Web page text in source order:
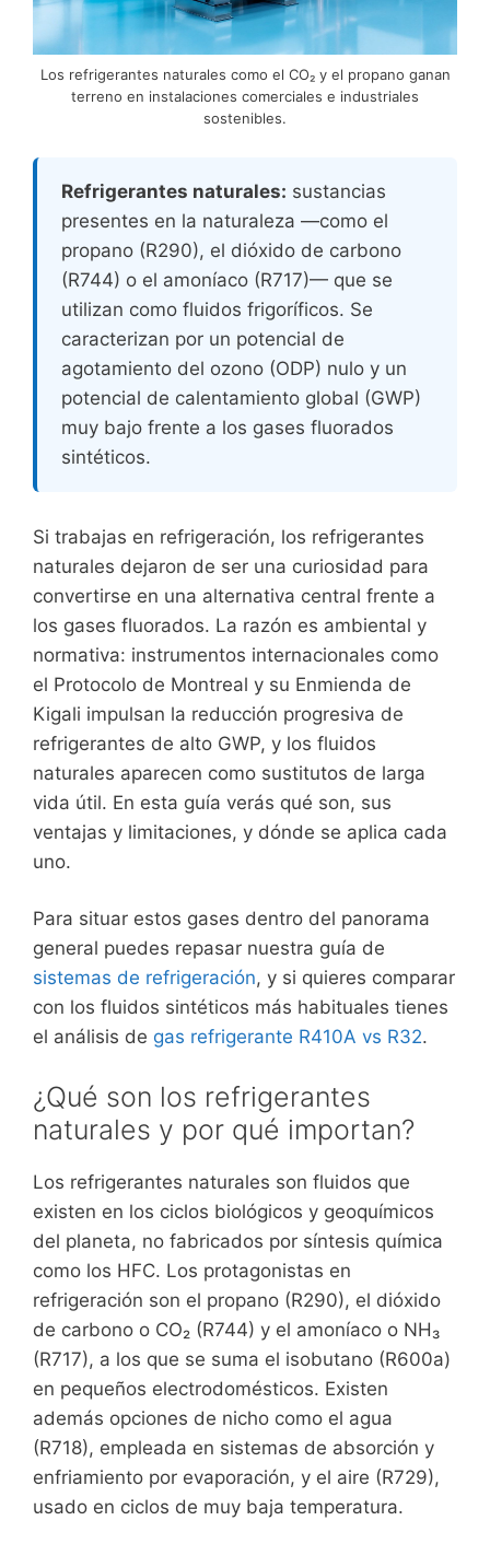
Los refrigerantes naturales como el CO₂ y el propano ganan
terreno en instalaciones comerciales e industriales
sostenibles.
Refrigerantes naturales: sustancias
presentes en la naturaleza —como el
propano (R290), el dióxido de carbono
(R744) o el amoníaco (R717)— que se
utilizan como fluidos frigoríficos. Se
caracterizan por un potencial de
agotamiento del ozono (ODP) nulo y un
potencial de calentamiento global (GWP)
muy bajo frente a los gases fluorados
sintéticos.
Si trabajas en refrigeración, los refrigerantes
naturales dejaron de ser una curiosidad para
convertirse en una alternativa central frente a
los gases fluorados. La razón es ambiental y
normativa: instrumentos internacionales como
el Protocolo de Montreal y su Enmienda de
Kigali impulsan la reducción progresiva de
refrigerantes de alto GWP, y los fluidos
naturales aparecen como sustitutos de larga
vida útil. En esta guía verás qué son, sus
ventajas y limitaciones, y dónde se aplica cada
uno.
Para situar estos gases dentro del panorama
general puedes repasar nuestra guía de
sistemas de refrigeración, y si quieres comparar
con los fluidos sintéticos más habituales tienes
el análisis de gas refrigerante R410A vs R32.
¿Qué son los refrigerantes
naturales y por qué importan?
Los refrigerantes naturales son fluidos que
existen en los ciclos biológicos y geoquímicos
del planeta, no fabricados por síntesis química
como los HFC. Los protagonistas en
refrigeración son el propano (R290), el dióxido
de carbono o CO₂ (R744) y el amoníaco o NH₃
(R717), a los que se suma el isobutano (R600a)
en pequeños electrodomésticos. Existen
además opciones de nicho como el agua
(R718), empleada en sistemas de absorción y
enfriamiento por evaporación, y el aire (R729),
usado en ciclos de muy baja temperatura.